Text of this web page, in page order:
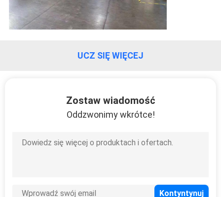
UCZ SIĘ WIĘCEJ
Zostaw wiadomość
Oddzwonimy wkrótce!